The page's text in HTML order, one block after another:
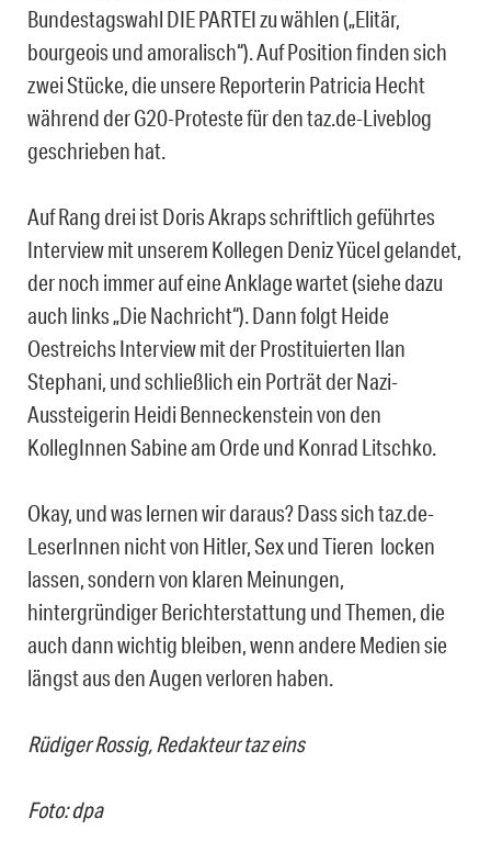
Bundestagswahl DIE PARTEI zu wählen („Elitär,
bourgeois und amoralisch“). Auf Position finden sich
zwei Stücke, die unsere Reporterin Patricia Hecht
während der G20-Proteste für den taz.de-Liveblog
geschrieben hat.
Auf Rang drei ist Doris Akraps schriftlich geführtes
Interview mit unserem Kollegen Deniz Yücel gelandet,
der noch immer auf eine Anklage wartet (siehe dazu
auch links „Die Nachricht“). Dann folgt Heide
Oestreichs Interview mit der Prostituierten Ilan
Stephani, und schließlich ein Porträt der Nazi-
Aussteigerin Heidi Benneckenstein von den
KollegInnen Sabine am Orde und Konrad Litschko.
Okay, und was lernen wir daraus? Dass sich taz.de-
LeserInnen nicht von Hitler, Sex und Tieren locken
lassen, sondern von klaren Meinungen,
hintergründiger Berichterstattung und Themen, die
auch dann wichtig bleiben, wenn andere Medien sie
längst aus den Augen verloren haben.
Rüdiger Rossig, Redakteur taz eins
Foto: dpa